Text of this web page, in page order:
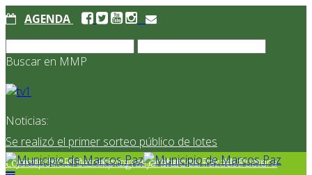
AGENDA
Buscar en MMP
Noticias:
Se realizó el primer sorteo público de lotes
correspondientes al programa Marcos Paz Mi Primer
El Jardín N° 910 continúa mejorando su infraestructura